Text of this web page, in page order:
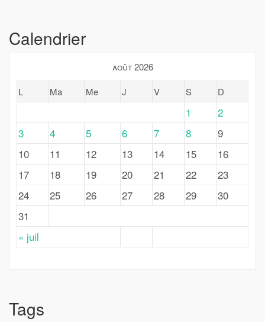
Calendrier
août 2026
L
Ma Me J V S D
« juil
1
2
3
4 5 6 7 8
9
10
11 12 13 14 15
16
17
18 19 20 21 22
23
24
25 26 27 28 29
30
31
Tags